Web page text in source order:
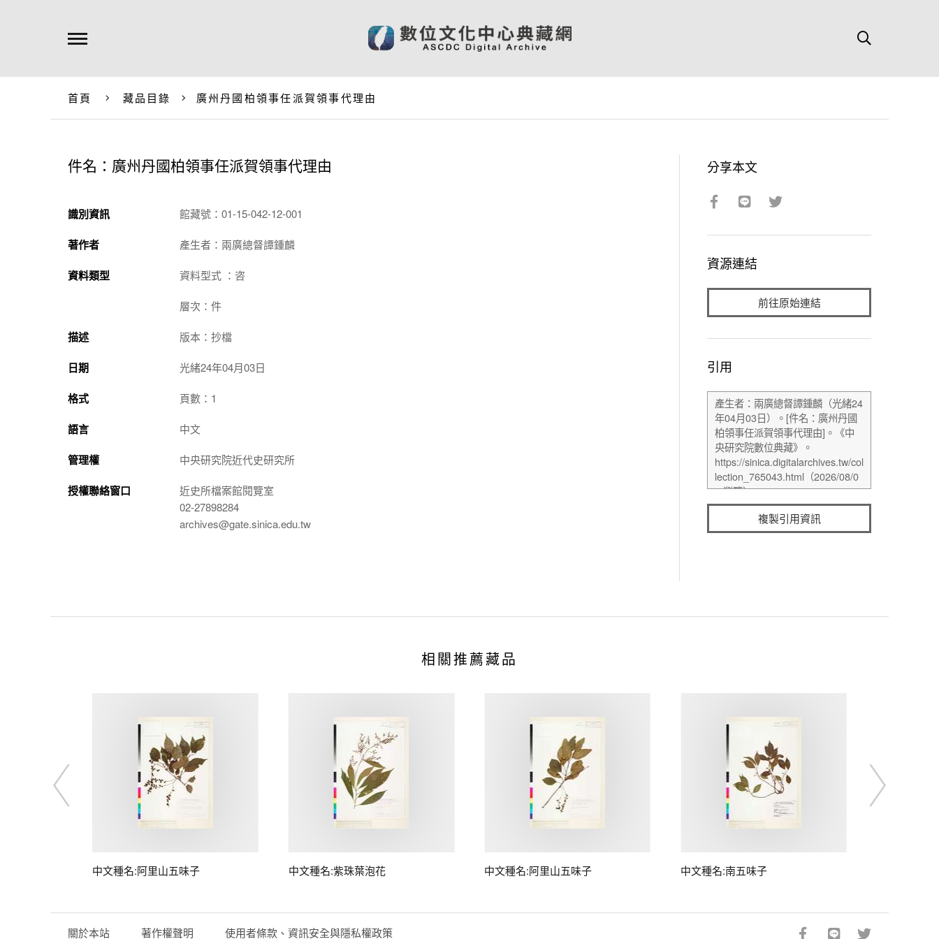
首頁 藏品目錄 廣州丹國柏領事任派賀領事代理由
件名：廣州丹國柏領事任派賀領事代理由
識別資訊 館藏號：01-15-042-12-001
著作者 產生者：兩廣總督譚鍾麟
資料類型 資料型式 ：咨
層次：件
描述 版本：抄檔
日期 光緒24年04月03日
格式 頁數：1
語言 中文
管理權 中央研究院近代史研究所
授權聯絡窗口
近史所檔案館閱覽室
02-27898284
archives@gate.sinica.edu.tw
分享本文
資源連結
前往原始連結
引用
複製引用資訊
相關推薦藏品
中文種名:阿里山五味子 中文種名:紫珠葉泡花 中文種名:阿里山五味子 中文種名:南五味子
關於本站 著作權聲明 使用者條款、資訊安全與隱私權政策